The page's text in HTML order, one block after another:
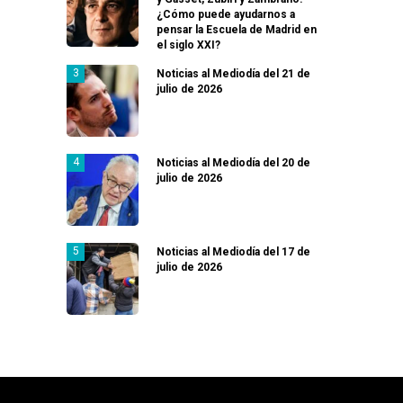
¿Cómo puede ayudarnos a
pensar la Escuela de Madrid en
el siglo XXI?
Noticias al Mediodía del 21 de
julio de 2026
Noticias al Mediodía del 20 de
julio de 2026
Noticias al Mediodía del 17 de
julio de 2026